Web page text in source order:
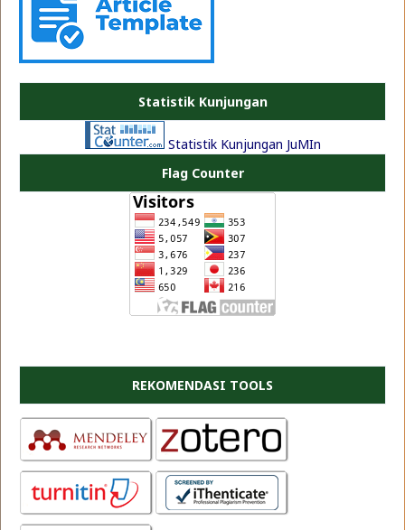
Statistik Kunjungan
Statistik Kunjungan JuMIn
Flag Counter
REKOMENDASI TOOLS